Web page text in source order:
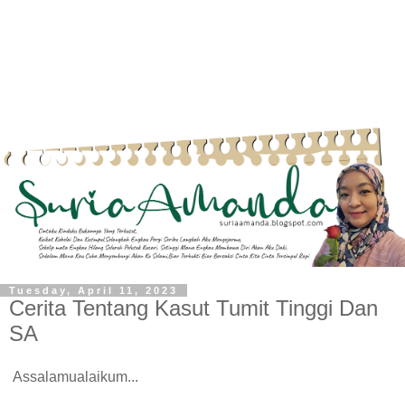
Tuesday, April 11, 2023
Cerita Tentang Kasut Tumit Tinggi Dan
SA
Assalamualaikum...